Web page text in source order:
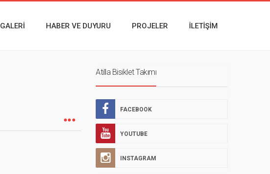
GALERI HABER VE DUYURU PROJELER İLETIŞIM
Atilla Bisiklet Takımı
FACEBOOK
YOUTUBE
INSTAGRAM